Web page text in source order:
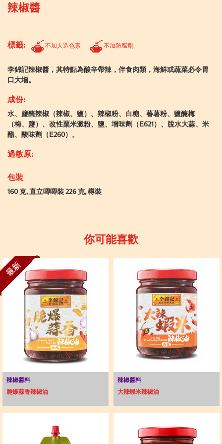
辣椒醬
標籤: 不加人造色素 不加防腐劑
李錦記辣椒醬，其特點為酸辛帶辣，伴食肉類，海鮮或蔬菜必令胃
口大增。
成份:
水、鹽醃辣椒（辣椒、鹽）、辣椒粉、白糖、蕃薯粉、鹽醃梅
（梅、鹽）、改性粟米澱粉、鹽、增味劑（E621）、脫水大蒜、米
醋、酸味劑（E260）。
過敏原:
包裝
160 克, 直立唧唧裝 226 克, 樽裝
你可能喜歡
最新
辣椒醬料
脆爆蒜香辣椒油
辣椒醬料
大辣蝦米辣椒油